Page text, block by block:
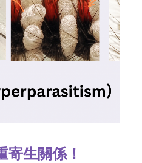
寄生關係！